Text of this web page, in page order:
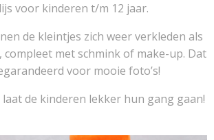
voor kinderen t/m 12 jaar.
de kleintjes zich weer verkleden als
met schmink of make-up. Dat
voor mooie foto’s!
laat de kinderen lekker hun gang gaan!